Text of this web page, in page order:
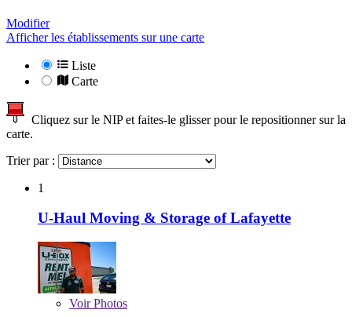
Modifier
Afficher les établissements sur une carte
Liste
Carte
Cliquez sur le NIP et faites-le glisser pour le repositionner sur la
carte.
Trier par :
1
U-Haul Moving & Storage of Lafayette
VoirPhotos